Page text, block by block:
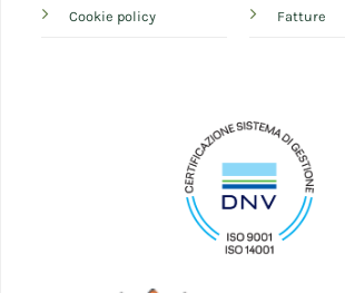
Cookie policy Fatture